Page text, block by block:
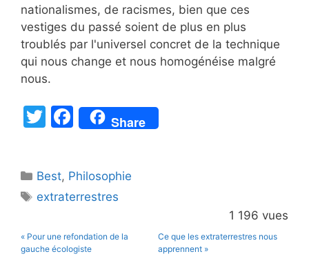
nationalismes, de racismes, bien que ces
vestiges du passé soient de plus en plus
troublés par l'universel concret de la technique
qui nous change et nous homogénéise malgré
nous.
T
er
F
a
e
b
o
o
Share
Catégories
Best, Philosophie
Étiquettes
extraterrestres
1 196 vues
« Pour une refondation de la
gauche écologiste
Ce que les extraterrestres nous
apprennent »